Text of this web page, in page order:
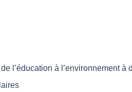
l’éducation à l’environnement à